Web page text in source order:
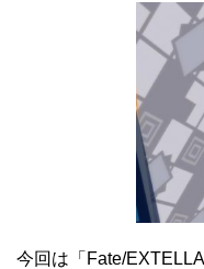
今回は「Fate/